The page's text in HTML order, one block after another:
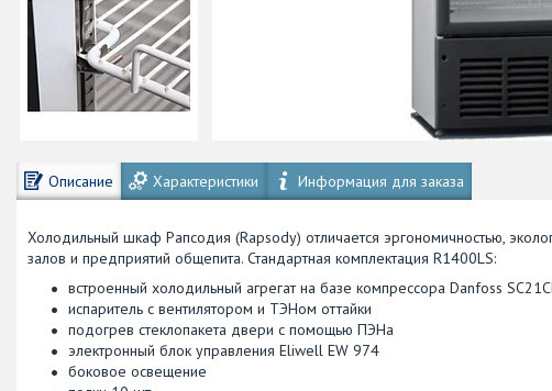
Описание Характеристики Информация для заказа
Холодильный шкаф Рапсодия (Rapsody) отличается эргономичностью,
залов и предприятий общепита. Стандартная комплектация R1400LS:
встроенный холодильный агрегат на базе компрессора Danfoss
испаритель с вентилятором и ТЭНом оттайки
подогрев стеклопакета двери с помощью ПЭНа
электронный блок управления Eliwell EW 974
боковое освещение